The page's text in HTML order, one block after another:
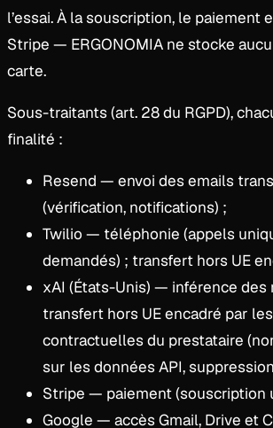
l’essai. À la souscription, le paiement
Stripe — ERGONOMIA ne stocke
carte.
Sous-traitants (art. 28 du RGPD),
finalité :
Resend — envoi des emails
(vérification, notifications) ;
Twilio — téléphonie (appels
demandés) ; transfert hors UE
xAI (États-Unis) — inférence des
transfert hors UE encadré par
contractuelles du prestataire
sur les données API,
Stripe — paiement (souscription
Google — accès Gmail, Drive et